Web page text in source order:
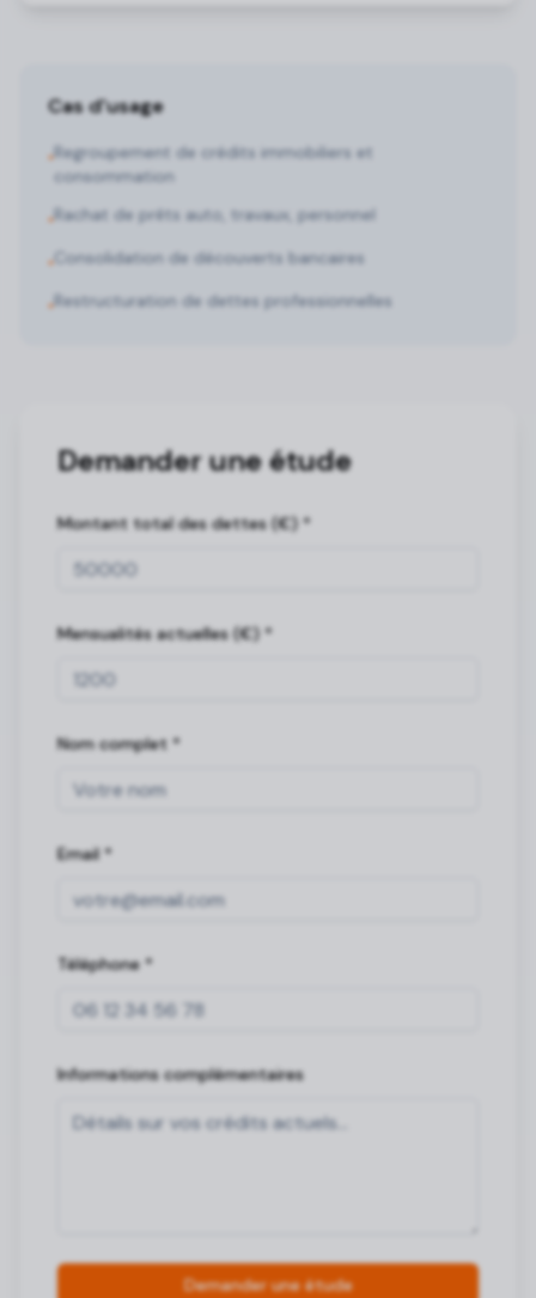
Cas d'usage
•Regroupement de crédits immobiliers et
consommation
•Rachat de prêts auto, travaux, personnel
•Consolidation de découverts bancaires
•Restructuration de dettes professionnelles
Demander une étude
Montant total des dettes (€) *
Mensualités actuelles (€) *
Nom complet *
Email *
Téléphone *
Informations complémentaires
Demander une étude